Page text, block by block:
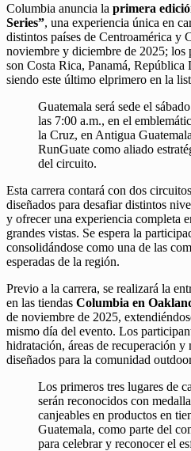
Columbia anuncia la primera
Series”, una experiencia única en
distintos países de Centroamérica y
noviembre y diciembre de 2025; los
son Costa Rica, Panamá,
siendo este último elprimero en la
Guatemala será sede el
las 7:00 a.m., en el
la Cruz, en Antigua
RunGuate como aliado
del circuito.
Esta carrera contará con dos
diseñados para desafiar distintos
y ofrecer una experiencia completa
grandes vistas. Se espera la
consolidándose como una de las
esperadas de la región.
Previo a la carrera, se realizará la
en las tiendas Columbia en
de noviembre de 2025,
mismo día del evento. Los
hidratación, áreas de recuperación y
diseñados para la comunidad
Los primeros tres lugares de
serán reconocidos con
canjeables en productos en
Guatemala, como parte del
para celebrar y reconocer el